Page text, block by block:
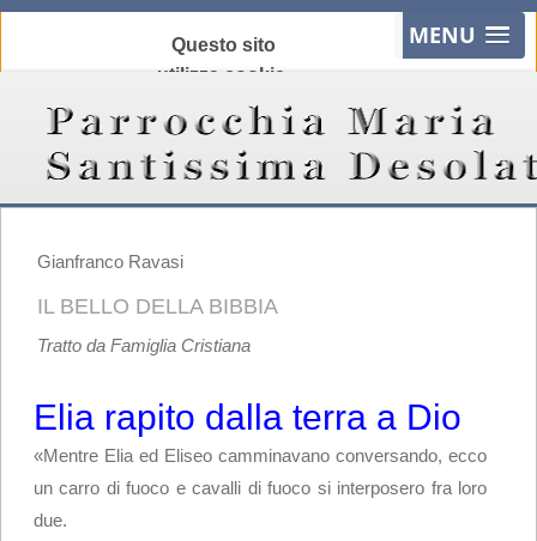
MENU
Questo sito
utilizza cookie,
anche di terze
parti, per
migliorare la tua
linea con le tue
Chiudendo
questo banner,
questa pagina o
cliccando
qualunque suo
elemento
Gianfranco Ravasi
IL BELLO DELLA BIBBIA
Tratto da Famiglia Cristiana
Elia rapito dalla terra a Dio
«Mentre Elia ed Eliseo camminavano conversando, ecco
un carro di fuoco e cavalli di fuoco si interposero fra loro
due.